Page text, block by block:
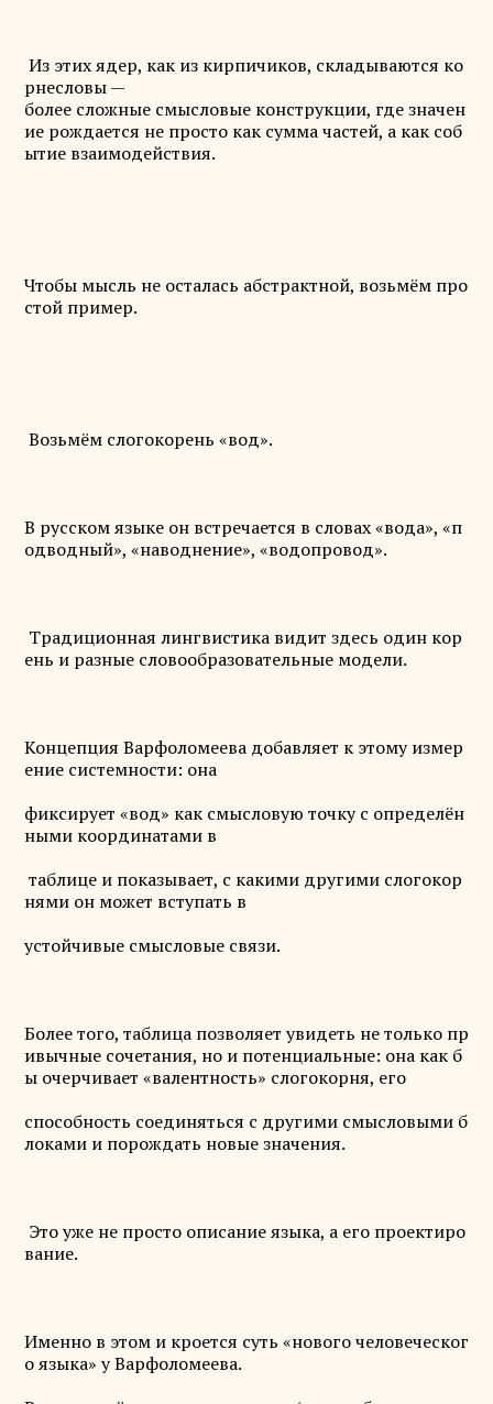
Из этих ядер, как из кирпичиков, складываются ко
рнесловы —
более сложные смысловые конструкции, где значен
ие рождается не просто как сумма частей, а как соб
ытие взаимодействия.
Чтобы мысль не осталась абстрактной, возьмём про
стой пример.
Возьмём слогокорень «вод».
В русском языке он встречается в словах «вода», «п
одводный», «наводнение», «водопровод».
Традиционная лингвистика видит здесь один кор
ень и разные словообразовательные модели.
Концепция Варфоломеева добавляет к этому измер
ение системности: она
фиксирует «вод» как смысловую точку с определён
ными координатами в
таблице и показывает, с какими другими слогокор
нями он может вступать в
устойчивые смысловые связи.
Более того, таблица позволяет увидеть не только пр
ивычные сочетания, но и потенциальные: она как б
ы очерчивает «валентность» слогокорня, его
способность соединяться с другими смысловыми б
локами и порождать новые значения.
Это уже не просто описание языка, а его проектиро
вание.
Именно в этом и кроется суть «нового человеческог
о языка» у Варфоломеева.